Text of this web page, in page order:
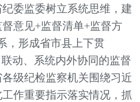
监委树立系统思维，建
意见+监督清单+监督方
，形成省市县上下贯
动、系统内外协同的监督
级纪检监察机关围绕习近
作重要指示落实情况，抓